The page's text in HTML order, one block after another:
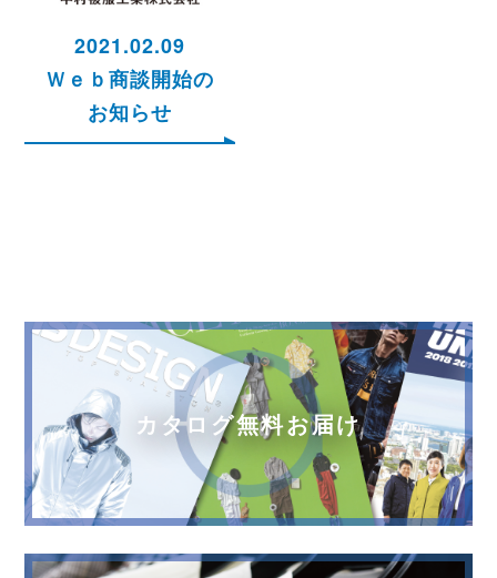
2021.02.09
Ｗｅｂ商談開始の
お知らせ
カタログ無料お届け